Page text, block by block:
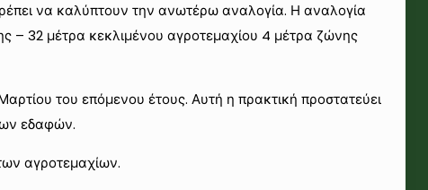
να καλύπτουν την ανωτέρω αναλογία. Η αναλογία
– 32 μέτρα κεκλιμένου αγροτεμαχίου 4 μέτρα ζώνης
του επόμενου έτους. Αυτή η πρακτική προστατεύει
εδαφών.
αγροτεμαχίων.